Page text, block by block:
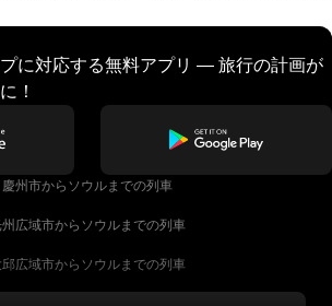
に対応する無料アプリ — 旅行の計画が
！
慶州市からソウルまでの列車
広域市からソウルまでの列車
邱広域市からソウルまでの列車